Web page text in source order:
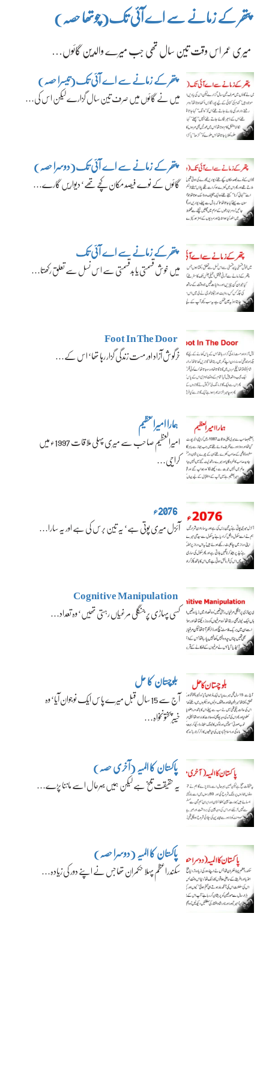
پتھر کے زمانے سے اے آئی تک(چوتھا حصہ)
میری عمر اس وقت تین سال تھی جب میرے والدین گائوں…
پتھر کے زمانے سے اے آئی تک(تیسرا حصہ)
میں نے گائوں میں صرف تین سال گزارے لیکن اس کی…
پتھر کے زمانے سے اے آئی تک(دوسرا حصہ)
گائوں کے نوے فیصد مکان کچے تھے‘ دیواریں گارے…
پتھر کے زمانے سے اے آئی تک
میں خوش قسمتی یا بدقسمتی سے اس نسل سے تعلق رکھتا…
Foot In The Door
خرگوش آزاد اور مست زندگی گزار رہا تھا‘ اس کے…
ہمارا امیرالعظیم
امیرالعظیم صاحب سے میری پہلی ملاقات 1997ء میں
کراچی…
2076ء
آئزل میری پوتی ہے‘ یہ تین برس کی ہے اور یہ سارا…
Cognitive Manipulation
کسی پہاڑی پر جنگلی مرغیاں رہتی تھیں‘ وہ تعداد…
بلوچستان کا حل
آج سے 15 سال قبل میرے پاس ایک نوجوان آیا‘ وہ
خیبرپختونخواہ…
پاکستان کا المیہ (آخری حصہ)
یہ حقیقت تلخ ہے لیکن ہمیں بہرحال اسے ماننا پڑے…
پاکستان کا المیہ (دوسرا حصہ)
سکندراعظم پہلا حکمران تھا جس نے اپنے دور کی زیادہ…